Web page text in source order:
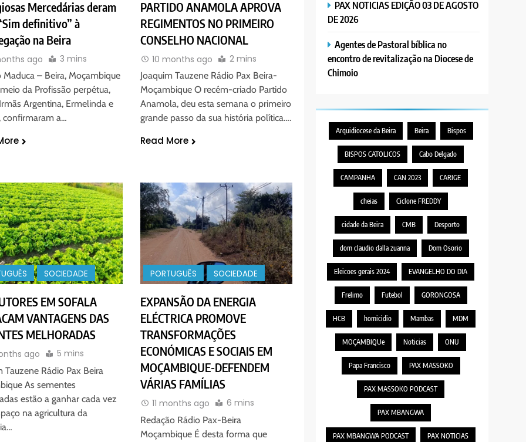
Mercedárias deram
definitivo” à
na Beira
ago 3 mins
Maduca – Beira, Moçambique
da Profissão perpétua,
Argentina, Ermelinda e
confirmaram a…
PARTIDO ANAMOLA APROVA
REGIMENTOS NO PRIMEIRO
CONSELHO NACIONAL
10 months ago 2 mins
Joaquim Tauzene Rádio Pax Beira-
Moçambique O recém-criado Partido
Anamola, deu esta semana o primeiro
grande passo da sua história política….
Read More
SOCIEDADE
EM SOFALA
VANTAGENS DAS
MELHORADAS
ago 5 mins
Tauzene Rádio Pax Beira
As sementes
estão a ganhar cada vez
na agricultura da
PORTUGUÊS SOCIEDADE
EXPANSÃO DA ENERGIA
ELÉCTRICA PROMOVE
TRANSFORMAÇÕES
ECONÓMICAS E SOCIAIS EM
MOÇAMBIQUE-DEFENDEM
VÁRIAS FAMÍLIAS
11 months ago 6 mins
Redação Rádio Pax-Beira
Moçambique É desta forma que
PAX NOTICIAS EDIÇÃO 03 DE AGOSTO
DE 2026
Agentes de Pastoral bíblica no
encontro de revitalização na Diocese de
Chimoio
Arquidiocese da Beira Beira Bispos
BISPOS CATOLICOS Cabo Delgado
CAMPANHA CAN 2023 CARIGE
cheias Ciclone FREDDY
cidade da Beira CMB Desporto
dom claudio dalla zuanna Dom Osorio
Eleicoes gerais 2024 EVANGELHO DO DIA
Frelimo Futebol GORONGOSA
HCB homicidio Mambas MDM
MOÇAMBIQUe Noticias ONU
Papa Francisco PAX MASSOKO
PAX MASSOKO PODCAST
PAX MBANGWA
PAX MBANGWA PODCAST PAX NOTICIAS